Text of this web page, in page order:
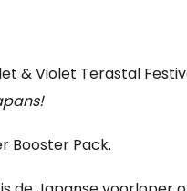
& Violet Terastal
Booster Pack.